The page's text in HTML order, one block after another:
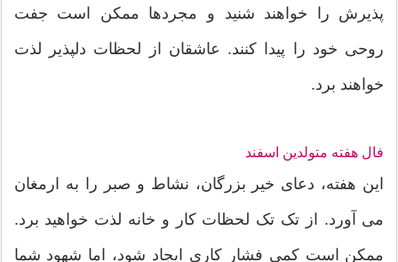
پذیرش را خواهند شنید و مجردها ممکن است جفت
روحی خود را پیدا کنند. عاشقان از لحظات دلپذیر لذت
خواهند برد.
فال هفته متولدین اسفند
این هفته، دعای خیر بزرگان، نشاط و صبر را به ارمغان
می آورد. از تک تک لحظات کار و خانه لذت خواهید برد.
ممکن است کمی فشار کاری ایجاد شود، اما شهود شما